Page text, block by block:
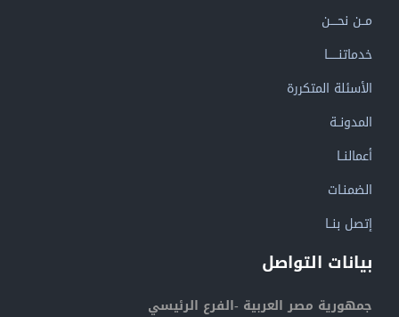
مــن نحــــن
خدماتنــــــا
الأسئلة المتكررة
المدونــة
أعمالنــا
الضمنـات
إتصل بنــا
بيانات التواصل
جمهورية مصر العربية -الفرع الرئيسي